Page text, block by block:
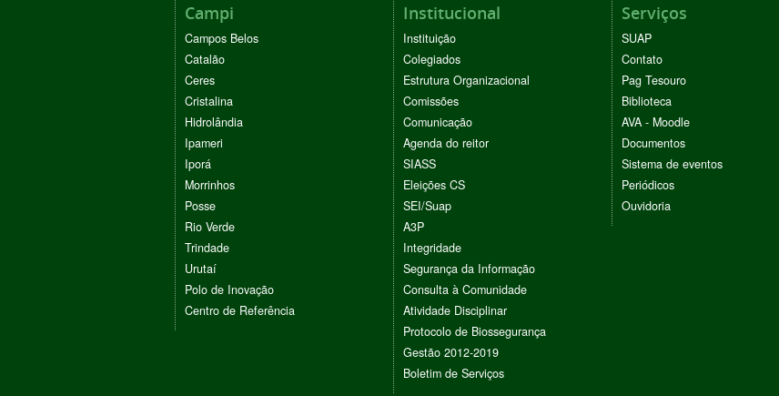
Campi
Campos Belos
Catalão
Ceres
Cristalina
Hidrolândia
Ipameri
Iporá
Morrinhos
Posse
Rio Verde
Trindade
Urutaí
Polo de Inovação
Centro de Referência
Institucional
Instituição
Colegiados
Estrutura Organizacional
Comissões
Comunicação
Agenda do reitor
SIASS
Eleições CS
SEI/Suap
A3P
Integridade
Segurança da Informação
Consulta à Comunidade
Atividade Disciplinar
Protocolo de Biossegurança
Gestão 2012-2019
Boletim de Serviços
Serviços
SUAP
Contato
Pag Tesouro
Biblioteca
AVA - Moodle
Documentos
Sistema de eventos
Periódicos
Ouvidoria